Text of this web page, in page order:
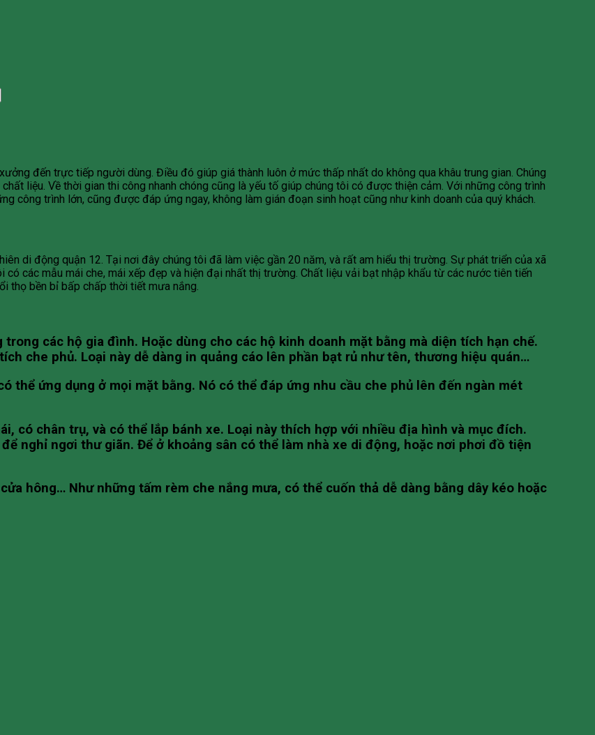
đến trực tiếp người dùng. Điều đó giúp giá thành luôn ở mức thấp nhất do không qua khâu trung gian. Chúng
liệu. Về thời gian thi công nhanh chóng cũng là yếu tố giúp chúng tôi có được thiện cảm. Với những công trình
công trình lớn, cũng được đáp ứng ngay, không làm gián đoạn sinh hoạt cũng như kinh doanh của quý khách.
di động quận 12. Tại nơi đây chúng tôi đã làm việc gần 20 năm, và rất am hiểu thị trường. Sự phát triển của xã
các mẫu mái che, mái xếp đẹp và hiện đại nhất thị trường. Chất liệu vải bạt nhập khẩu từ các nước tiên tiến
thọ bền bỉ bấp chấp thời tiết mưa nắng.
trong các hộ gia đình. Hoặc dùng cho các hộ kinh doanh mặt bằng mà diện tích hạn chế.
che phủ. Loại này dễ dàng in quảng cáo lên phần bạt rủ như tên, thương hiệu quán…
thể ứng dụng ở mọi mặt bằng. Nó có thể đáp ứng nhu cầu che phủ lên đến ngàn mét
có chân trụ, và có thể lắp bánh xe. Loại này thích hợp với nhiều địa hình và mục đích.
nghỉ ngơi thư giãn. Để ở khoảng sân có thể làm nhà xe di động, hoặc nơi phơi đồ tiện
hông… Như những tấm rèm che nắng mưa, có thể cuốn thả dễ dàng bằng dây kéo hoặc